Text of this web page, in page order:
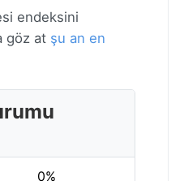
endeksini
göz at şu an en
0%